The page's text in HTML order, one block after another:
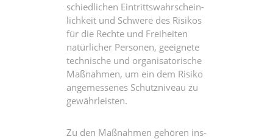
schied­li­chen Ein­tritts­wahr­schein­
lich­keit und Schwe­re des Risi­kos
für die Rech­te und Frei­hei­ten
natür­li­cher Per­so­nen, geeig­ne­te
tech­ni­sche und orga­ni­sa­to­ri­sche
Maß­nah­men, um ein dem Risi­ko
ange­mes­se­nes Schutz­ni­veau zu
gewährleisten.
Zu den Maß­nah­men gehö­ren ins­